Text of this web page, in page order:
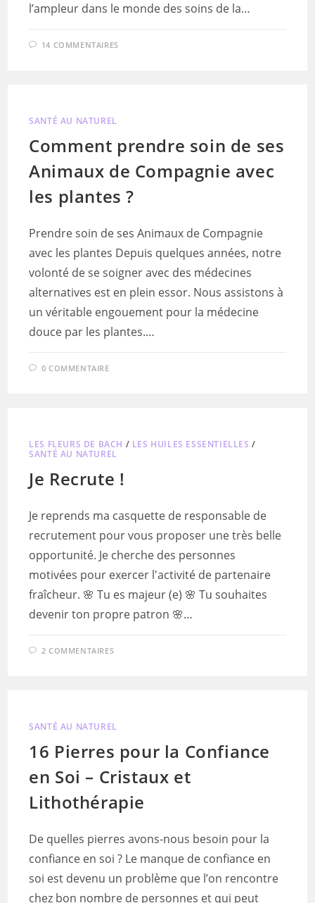
l’ampleur dans le monde des soins de la…
14 COMMENTAIRES
SANTÉ AU NATUREL
Comment prendre soin de ses
Animaux de Compagnie avec
les plantes ?
Prendre soin de ses Animaux de Compagnie
avec les plantes Depuis quelques années, notre
volonté de se soigner avec des médecines
alternatives est en plein essor. Nous assistons à
un véritable engouement pour la médecine
douce par les plantes.…
0 COMMENTAIRE
LES FLEURS DE BACH / LES HUILES ESSENTIELLES /
SANTÉ AU NATUREL
Je Recrute !
Je reprends ma casquette de responsable de
recrutement pour vous proposer une très belle
opportunité. Je cherche des personnes
motivées pour exercer l'activité de partenaire
fraîcheur. 🌸 Tu es majeur (e) 🌸 Tu souhaites
devenir ton propre patron 🌸…
2 COMMENTAIRES
SANTÉ AU NATUREL
16 Pierres pour la Confiance
en Soi – Cristaux et
Lithothérapie
De quelles pierres avons-nous besoin pour la
confiance en soi ? Le manque de confiance en
soi est devenu un problème que l’on rencontre
chez bon nombre de personnes et qui peut